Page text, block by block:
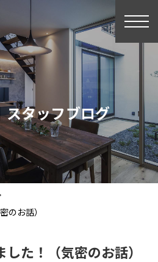
スタッフブログ
お話）
た！（気密のお話）